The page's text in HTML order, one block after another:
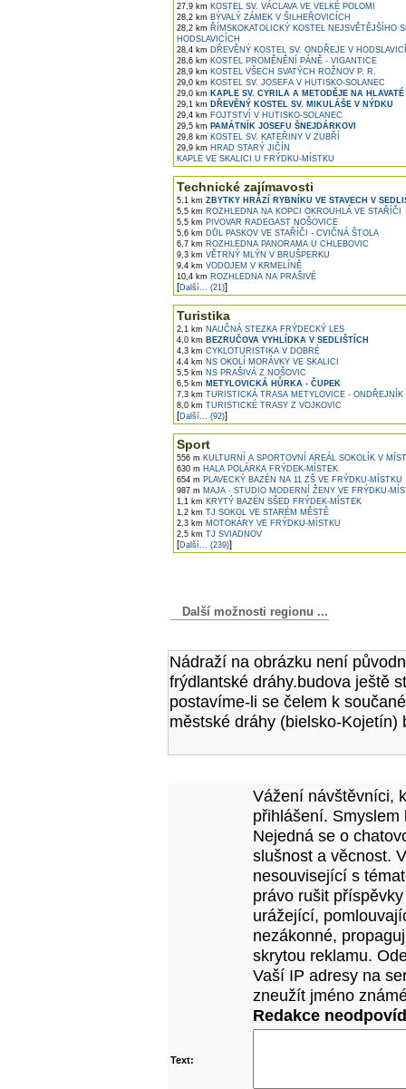
27,9 km KOSTEL SV. VÁCLAVA VE VELKÉ POLOMI
28,2 km BÝVALÝ ZÁMEK V ŠILHEŘOVICÍCH
28,2 km ŘÍMSKOKATOLICKÝ KOSTEL NEJSVĚTĚJŠÍHO
HODSLAVICÍCH
28,4 km DŘEVĚNÝ KOSTEL SV. ONDŘEJE V
28,6 km KOSTEL PROMĚNĚNÍ PÁNĚ - VIGANTICE
28,9 km KOSTEL VŠECH SVATÝCH ROŽNOV P. R.
29,0 km KOSTEL SV. JOSEFA V HUTISKO-SOLANEC
29,0 km KAPLE SV. CYRILA A METODĚJE NA
29,1 km DŘEVĚNÝ KOSTEL SV. MIKULÁŠE V NÝDKU
29,4 km FOJTSTVÍ V HUTISKO-SOLANEC
29,5 km PAMÁTNÍK JOSEFU ŠNEJDÁRKOVI
29,8 km KOSTEL SV. KATEŘINY V ZUBŘÍ
29,9 km HRAD STARÝ JIČÍN
KAPLE VE SKALICI U FRÝDKU-MÍSTKU
Technické zajímavosti
5,1 km ZBYTKY HRÁZÍ RYBNÍKU VE STAVECH V
5,5 km ROZHLEDNA NA KOPCI OKROUHLÁ VE STAŘÍČI
5,5 km PIVOVAR RADEGAST NOŠOVICE
5,6 km DŮL PASKOV VE STAŘÍČI - CVIČNÁ ŠTOLA
6,7 km ROZHLEDNA PANORAMA U CHLEBOVIC
9,3 km VĚTRNÝ MLÝN V BRUŠPERKU
9,4 km VODOJEM V KRMELÍNĚ
10,4 km ROZHLEDNA NA PRAŠIVÉ
[Další... (21)]
Turistika
2,1 km NAUČNÁ STEZKA FRÝDECKÝ LES
4,0 km BEZRUČOVA VYHLÍDKA V SEDLIŠTÍCH
4,3 km CYKLOTURISTIKA V DOBRÉ
4,4 km NS OKOLÍ MORÁVKY VE SKALICI
5,5 km NS PRAŠIVÁ Z NOŠOVIC
6,5 km METYLOVICKÁ HŮRKA - ČUPEK
7,3 km TURISTICKÁ TRASA METYLOVICE - ONDŘEJNÍK
8,0 km TURISTICKÉ TRASY Z VOJKOVIC
[Další... (92)]
Sport
556 m KULTURNÍ A SPORTOVNÍ AREÁL SOKOLÍK V
630 m HALA POLÁRKA FRÝDEK-MÍSTEK
654 m PLAVECKÝ BAZÉN NA 11 ZŠ VE FRÝDKU-MÍSTKU
987 m MAJA - STUDIO MODERNÍ ŽENY VE FRÝDKU-
1,1 km KRYTÝ BAZÉN SŠED FRÝDEK-MÍSTEK
1,2 km TJ SOKOL VE STARÉM MĚSTĚ
2,3 km MOTOKÁRY VE FRÝDKU-MÍSTKU
2,5 km TJ SVIADNOV
[Další... (239)]
Další možnosti regionu ...
Nádraží na obrázku není
frýdlantské dráhy.budova ještě
postavíme-li se čelem k
městské dráhy (bielsko-
Vážení návštěvníci,
přihlášení.
Nejedná se o
slušnost a věcnost.
nesouvisející s
právo rušit
urážející,
nezákonné,
skrytou reklamu.
Vaší IP adresy na
zneužít jméno
Redakce
Text: